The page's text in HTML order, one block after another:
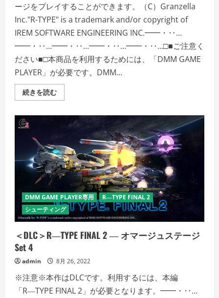
ージをプレイすることができます。（C）Granzella
Inc."R-TYPE" is a trademark and/or copyright of
IREM SOFTWARE ENGINEERING INC.━━・‥…
━━・‥…━━・‥…━━・‥…━━・‥…□■ご注意く
ださい■□本商品を利用するためには、「DMM GAME
PLAYER」が必要です。DMM...
続きを読む＜
DLC
FINAL
マ
ー
ジ
ュ
ス
テ
ジ
Set
3
の
詳
を
ご
だ
い
DMM GAME PLAYER専用
R―TYPE FINAL 2
シューティング
＜DLC＞R―TYPE FINAL 2 ― オマージュステージ
Set 4
admin 8月 26, 2022
※注意※本作はDLCです。利用するには、本編
「R―TYPE FINAL 2」が必要となります。━━・‥…